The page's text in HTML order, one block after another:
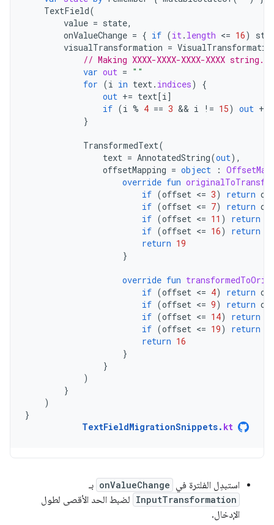
TextField(
value = state,
onValueChange = { if (it. length <= 16)
visualTransformation =
// Making XXXX-XXXX-XXXX-XXXX string.
var out = ""
for (i in text. indices)
{
out += text[i]
if (i % 4 == 3 && i != 15) out +=
}
TransformedText(
text = AnnotatedString(out),
offsetMapping = object :
override fun
if (offset <= 3) return
if (offset <= 7) return
if (offset <= 11 ) return
if (offset <= 16) return
return 19
}
override fun
if (offset <= 4) return
if (offset <= 9) return
if (offset <= 14) return
if (offset <= 19) return
return 16
}
}
)
}
)
}
TextFieldMigrationSnippets. kt
استبدِل الفلترة في onValueChange بـ
InputTransformation لضبط الحد الأقصى لطول
الإدخال.